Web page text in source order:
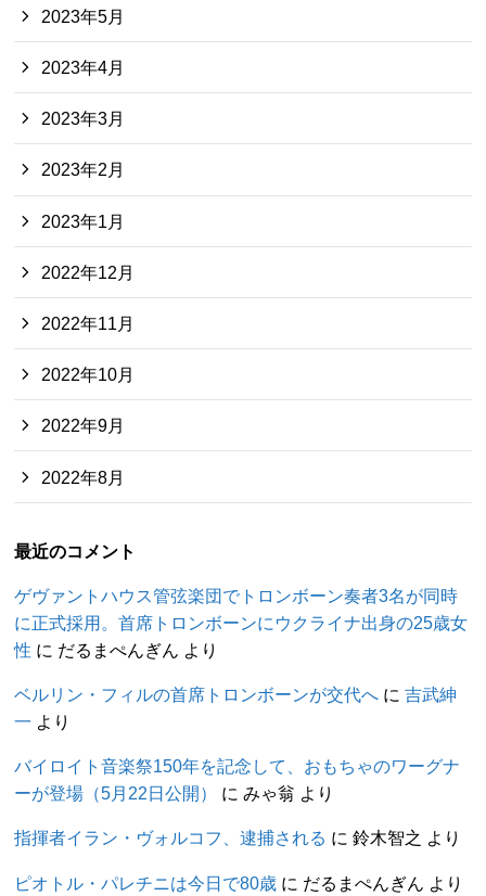
2023年5月
2023年4月
2023年3月
2023年2月
2023年1月
2022年12月
2022年11月
2022年10月
2022年9月
2022年8月
最近のコメント
ゲヴァントハウス管弦楽団でトロンボーン奏者3名が同時
に正式採用。首席トロンボーンにウクライナ出身の25歳女
性 に だるまぺんぎん より
ベルリン・フィルの首席トロンボーンが交代へ に吉武紳
一 より
バイロイト音楽祭150年を記念して、おもちゃのワーグナ
ーが登場（5月22日公開）
にみゃ翁 より
指揮者イラン・ヴォルコフ、逮捕される に鈴木智之 より
ピオトル・パレチニは今日で80歳 に だるまぺんぎん より